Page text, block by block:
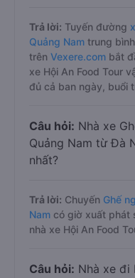
Trả lời: Tuyến đường
Quảng Nam trung
trên Vexere.com bắt
xe Hội An Food Tour
đủ cả ban ngày, buổi
Câu hỏi: Nhà xe
Quảng Nam từ Đà
nhất?
Trả lời: Chuyến Ghế
Nam có giờ xuất phát
nhà xe Hội An Food
Câu hỏi: Nhà xe đi